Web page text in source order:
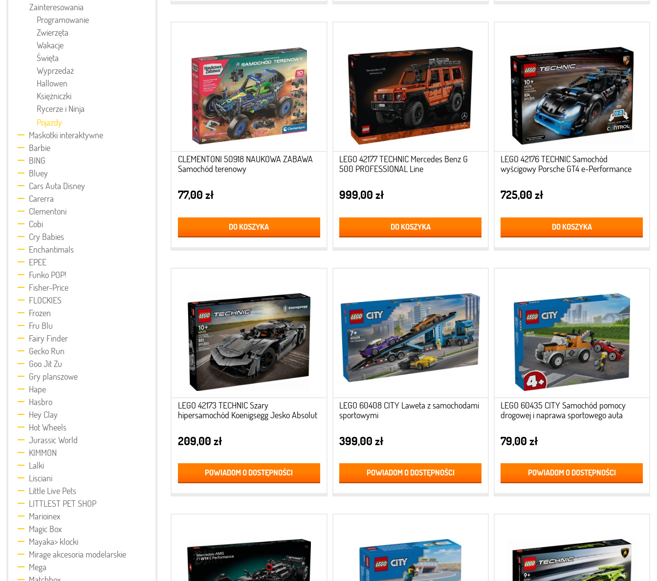
Zainteresowania
Programowanie
Zwierzęta
Wakacje
Święta
Wyprzedaż
Hallowen
Księżniczki
Rycerze i Ninja
Pojazdy
Maskotki interaktywne
Barbie
BING
Bluey
Cars Auta Disney
Carerra
Clementoni
Cobi
Cry Babies
Enchantimals
EPEE
Funko POP!
Fisher-Price
FLOCKIES
Frozen
Fru Blu
Fairy Finder
Gecko Run
Goo Jit Zu
Gry planszowe
Hape
Hasbro
Hey Clay
Hot Wheels
Jurassic World
KIMMON
Lalki
Lisciani
Little Live Pets
LITTLEST PET SHOP
Marioinex
Magic Box
Mayaka> klocki
Mirage akcesoria modelarskie
Mega
CLEMENTONI 50918 NAUKOWA ZABAWA
Samochód terenowy
77,00 zł
DO KOSZYKA
LEGO 42177 TECHNIC Mercedes Benz G
500 PROFESSIONAL Line
999,00 zł
DO KOSZYKA
LEGO 42176 TECHNIC Samochód
wyścigowy Porsche GT4 e-Performance
725,00 zł
DO KOSZYKA
LEGO 42173 TECHNIC Szary
hipersamochód Koenigsegg Jesko Absolut
209,00 zł
POWIADOM O DOSTĘPNOŚCI
LEGO 60408 CITY Laweta z samochodami
sportowymi
399,00 zł
POWIADOM O DOSTĘPNOŚCI
LEGO 60435 CITY Samochód pomocy
drogowej i naprawa sportowego auta
79,00 zł
POWIADOM O DOSTĘPNOŚCI